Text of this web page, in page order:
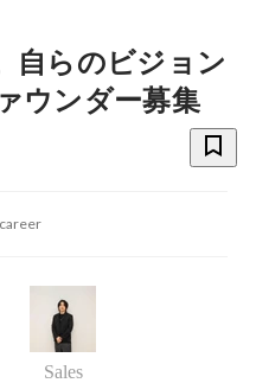
自らのビジョン
ウンダー募集
Sales